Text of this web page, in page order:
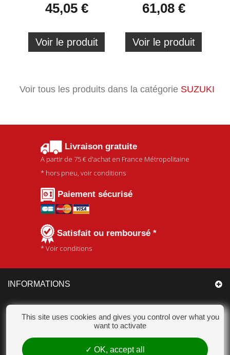
45,05 €
Voir le produit
61,08 €
Voir le produit
Voir tous les produits dans la catégorie SUZUKI
Livraison gratuite
A partir de 75 € d'achat en France Métropolitaine
* hors pneu, voir conditions
Paiement sécurisé
Satisfait ou remboursé *
* Voir conditions
INFORMATIONS
CATÉGORIES
MON COMPTE
This site uses cookies and gives you control over what you
want to activate
OK, accept all